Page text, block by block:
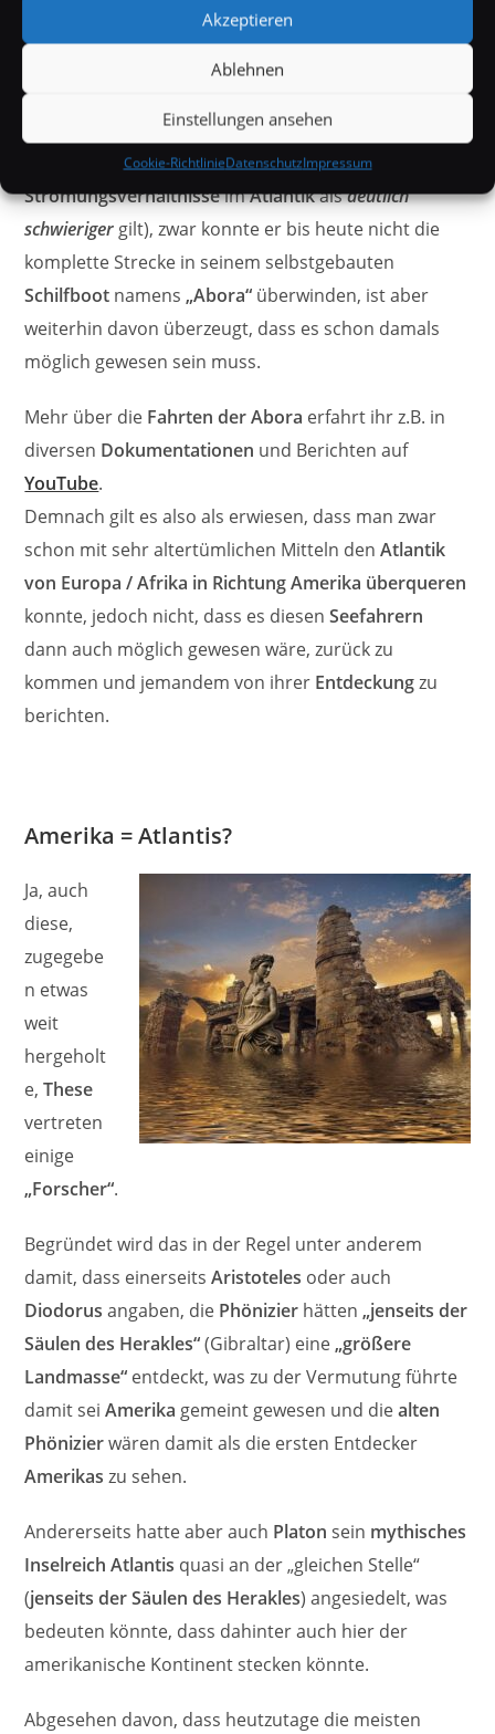
Akzeptieren
Ablehnen
Einstellungen ansehen
Cookie-RichtlinieDatenschutzImpressum
zu überqueren (dass es in die andere Richtung
Thor Heyerdahl
nachgewiesen, doch für erfolgreiche
Handelsbeziehungenmuss man ja auch wieder
zurück kommen, was aufgrund der
StrömungsverhältnisseimAtlantikalsdeutlich
schwieriger gilt), zwar konnte er bis heute nicht die
komplette Strecke in seinem selbstgebauten
Schilfboot namens„Abora“ überwinden, ist aber
weiterhin davon überzeugt, dass es schon damals
möglich gewesen sein muss.
Mehr über die Fahrten der Abora erfahrt ihr z.B. in
diversen Dokumentationen und Berichten auf
YouTube.
Demnach gilt es also als erwiesen, dass man zwar
schon mit sehr altertümlichen Mitteln denAtlantik
von Europa / Afrika in Richtung Amerika überqueren
konnte, jedoch nicht, dass es diesenSeefahrern
dann auch möglich gewesen wäre, zurück zu
kommen und jemandem von ihrer Entdeckungzu
berichten.
Amerika = Atlantis?
Ja, auch
diese,
zugegebe
n etwas
weit
hergeholt
e,These
vertreten
einige
„Forscher“.
Begründet wird das in der Regel unter anderem
damit, dass einerseitsAristoteles oder auch
Diodorus angaben, die Phönizier hätten„jenseits der
Säulen des Herakles“(Gibraltar) eine„größere
Landmasse“ entdeckt, was zu der Vermutung führte
damit seiAmerika gemeint gewesen und diealten
Phönizierwären damit als die ersten Entdecker
Amerikas zu sehen.
Andererseits hatte aber auch Platon sein mythisches
Inselreich Atlantis quasi an der „gleichen Stelle“
(jenseits der Säulen des Herakles) angesiedelt, was
bedeuten könnte, dass dahinter auch hier der
amerikanische Kontinent stecken könnte.
Abgesehen davon, dass heutzutage die meisten